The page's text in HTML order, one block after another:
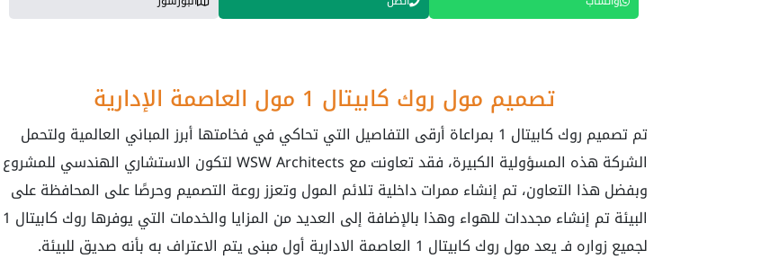
تصميم مول روك كابيتال 1 مول العاصمة الإدارية
تم تصميم روك كابيتال 1 بمراعاة أرقى التفاصيل التي تحاكي في فخامتها أبرز المباني العالمية ولتحمل
الشركة هذه المسؤولية الكبيرة، فقد تعاونت مع WSW Architects لتكون الاستشاري الهندسي للمشروع
وبفضل هذا التعاون، تم إنشاء ممرات داخلية تلائم المول وتعزز روعة التصميم وحرصًا على المحافظة على
البيئة تم إنشاء مجددات للهواء وهذا بالإضافة إلى العديد من المزايا والخدمات التي يوفرها روك كابيتال 1
لجميع زواره فـ يعد مول روك كابيتال 1 العاصمة الادارية أول مبنى يتم الاعتراف به بأنه صديق للبيئة.